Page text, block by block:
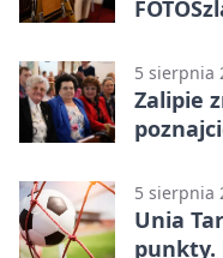
5 sierpnia
Zalipie
5 sierpnia
Unia
punkty.